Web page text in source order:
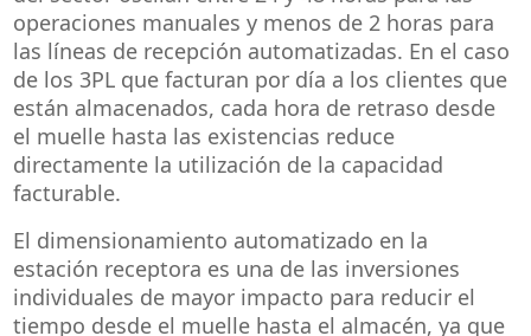
operaciones manuales y menos de 2 horas para
las líneas de recepción automatizadas. En el caso
de los 3PL que facturan por día a los clientes que
están almacenados, cada hora de retraso desde
el muelle hasta las existencias reduce
directamente la utilización de la capacidad
facturable.
El dimensionamiento automatizado en la
estación receptora es una de las inversiones
individuales de mayor impacto para reducir el
tiempo desde el muelle hasta el almacén, ya que